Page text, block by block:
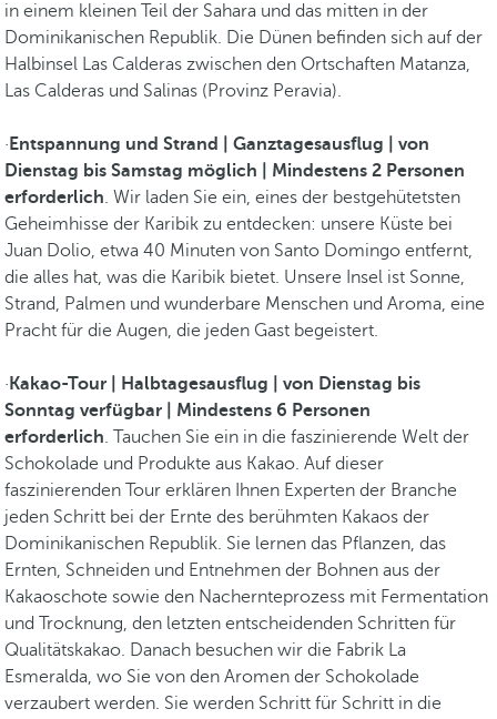
in einem kleinen Teil der Sahara und das mitten in der
Dominikanischen Republik. Die Dünen befinden sich auf der
Halbinsel Las Calderas zwischen den Ortschaften Matanza,
Las Calderas und Salinas (Provinz Peravia).
· Entspannung und Strand | Ganztagesausflug | von
Dienstag bis Samstag möglich | Mindestens 2 Personen
erforderlich. Wir laden Sie ein, eines der bestgehütetsten
Geheimhisse der Karibik zu entdecken: unsere Küste bei
Juan Dolio, etwa 40 Minuten von Santo Domingo entfernt,
die alles hat, was die Karibik bietet. Unsere Insel ist Sonne,
Strand, Palmen und wunderbare Menschen und Aroma, eine
Pracht für die Augen, die jeden Gast begeistert.
· Kakao-Tour | Halbtagesausflug | von Dienstag bis
Sonntag verfügbar | Mindestens 6 Personen
erforderlich. Tauchen Sie ein in die faszinierende Welt der
Schokolade und Produkte aus Kakao. Auf dieser
faszinierenden Tour erklären Ihnen Experten der Branche
jeden Schritt bei der Ernte des berühmten Kakaos der
Dominikanischen Republik. Sie lernen das Pflanzen, das
Ernten, Schneiden und Entnehmen der Bohnen aus der
Kakaoschote sowie den Nachernteprozess mit Fermentation
und Trocknung, den letzten entscheidenden Schritten für
Qualitätskakao. Danach besuchen wir die Fabrik La
Esmeralda, wo Sie von den Aromen der Schokolade
verzaubert werden. Sie werden Schritt für Schritt in die